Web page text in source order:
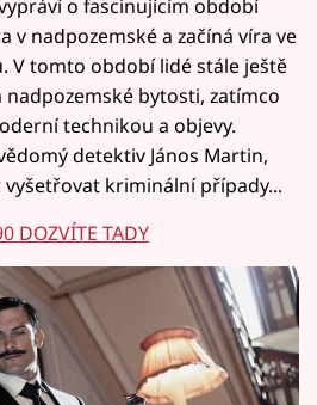
o fascinujícím období
v nadpozemské a začíná víra ve
V tomto období lidé stále ještě
bytosti, zatímco
technikou a objevy.
detektiv János Martin,
kriminální případy...
DOZVÍTE TADY